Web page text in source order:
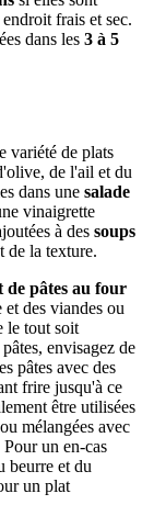
frais et sec.
dans les 3 à 5
variété de plats
de l'ail et du
dans une salade
vinaigrette
à des soups
de la texture.
de pâtes au four
et des viandes ou
le tout soit
envisagez de
pâtes avec des
frire jusqu'à ce
être utilisées
mélangées avec
un en-cas
beurre et du
un plat